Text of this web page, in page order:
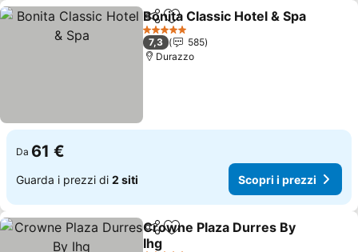
CondividiAggiungi ai preferiti
Bonita Classic Hotel & Spa
5 Stelle
7,3
585
Durazzo
Da 61 €
Guarda i prezzi di 2 siti Scopri i prezzi
CondividiAggiungi ai preferiti
Crowne Plaza Durres By
Ihg